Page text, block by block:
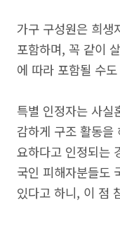
가구 구성원은 희생
포함하며, 꼭 같이
에 따라 포함될 수
특별 인정자는 사실
감하게 구조 활동을
요하다고 인정되는
국인 피해자분들도
있다고 하니, 이 점